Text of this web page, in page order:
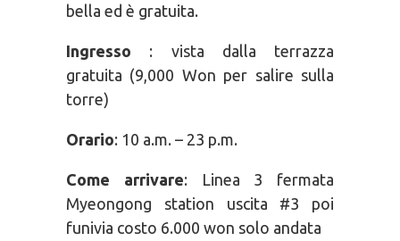
bella ed è gratuita.
Ingresso : vista dalla terrazza
gratuita (9,000 Won per salire sulla
torre)
Orario: 10 a.m. – 23 p.m.
Come arrivare: Linea 3 fermata
Myeongong station uscita #3 poi
funivia costo 6.000 won solo andata